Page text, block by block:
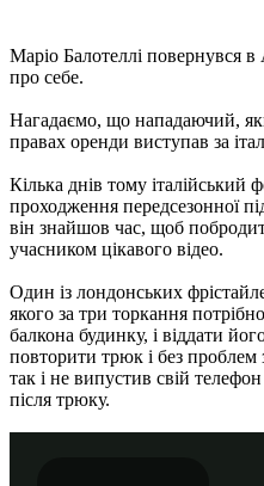
Маріо Балотеллі повернувся в
про себе.
Нагадаємо, що нападаючий,
правах оренди виступав за
Кілька днів тому італійський
проходження передсезонної
він знайшов час, щоб
учасником цікавого відео.
Один із лондонських
якого за три торкання
балкона будинку, і віддати
повторити трюк і без
так і не випустив свій
після трюку.